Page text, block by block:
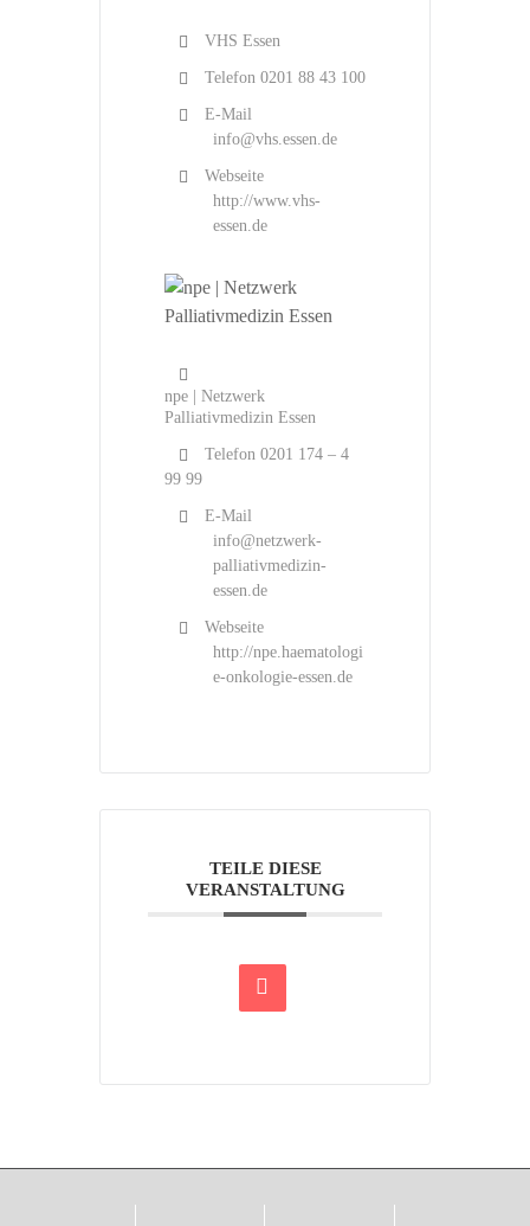
VHS Essen
Telefon 0201 88 43 100
E-Mail
info@vhs.essen.de
Webseite
http://www.vhs-
essen.de
npe | Netzwerk
Palliativmedizin Essen
Telefon 0201 174 – 4
99 99
E-Mail
info@netzwerk-
palliativmedizin-
essen.de
Webseite
http://npe.haematologi
e-onkologie-essen.de
TEILE DIESE
VERANSTALTUNG